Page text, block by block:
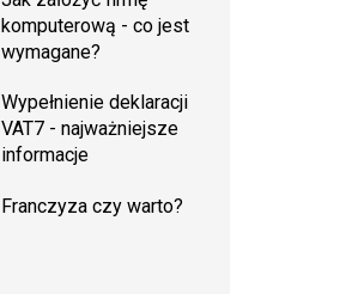
komputerową - co jest
wymagane?
Wypełnienie deklaracji
VAT7 - najważniejsze
informacje
Franczyza czy warto?